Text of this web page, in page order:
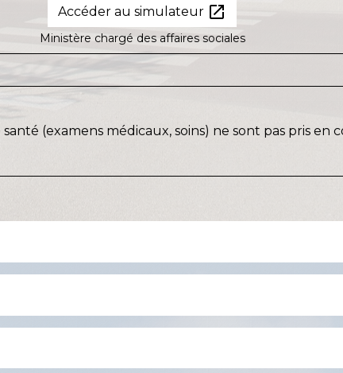
Accéder au simulateur open_in_new
Ministère chargé des affaires sociales
(examens médicaux, soins) ne sont pas pris en